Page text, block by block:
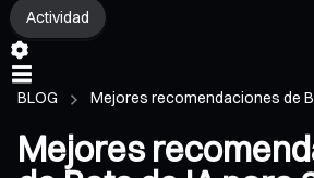
Actividad
BLOG Mejores recomendaciones de
Mejores